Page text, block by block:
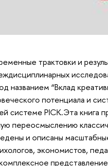
трактовки и
названием “Вклад
потенциала и
системе PICK.Эта книга
переосмыслению
и описаны
экономистов,